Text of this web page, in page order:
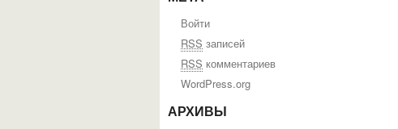
Войти
RSS записей
RSS комментариев
WordPress.org
АРХИВЫ